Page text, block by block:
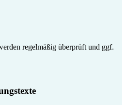
regelmäßig überprüft und ggf.